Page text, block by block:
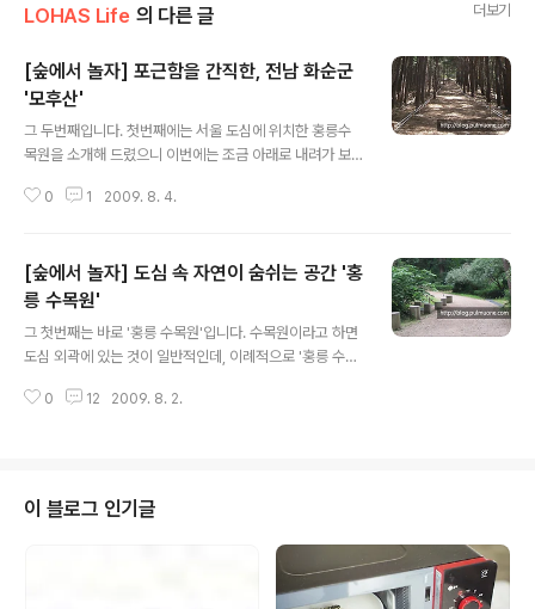
LOHAS Life 의 다른 글 더보기
[숲에서 놀자] 포근함을 간직한, 전남 화순군
'모후산'
그 두번째입니다. 첫번째에는 서울 도심에 위치한 홍릉수
목원을 소개해 드렸으니 이번에는 조금 아래로 내려가 보
치한 '모후산' 입니다. 산의 이름을 '어머니의 포근한 마
하고 잘 알려지지 않아 호젓한 산행을 즐길 수 있다고 합니
다. 다소 화려함이 떨어질지는 몰라도 자연 그대로의 포근
함을 느낄 수 있는 그곳. 저 풀반장도 당장 떠나고 싶네요! ^
^ 함께 가시고 싶은 분? 전남 화순군 모후산 숲길 어머니 품
처럼 포근한 그 길 얼마나 포근하고 은혜로운 숲이기에 산
이름이 아예 ‘모후산’일까? 이 이름에는 고려시대부터 내려
0 1 2009. 8. 4.
[숲에서 놀자] 도심 속 자연이 숨쉬는 공간 '홍
릉 수목원'
그 첫번째는 바로 '홍릉 수목원'입니다. 수목원이라고 하면
도심 외곽에 있는 것이 일반적인데, 이례적으로 '홍릉 수목
목원 이냐고 할 수 있겠지만 1922년에 임업시험을 위해
하고 있으며 이 때문에 토요일과 일요일만 일반 시민들에
게 개방된다고 하네요. 다양한 객체가 살고 있음은 물론이
고 관람객들의 이해를 돕기 위해 무료 해설까지 하고 있는
만큼 주말에 시간내서 아이들과 함께 다녀오기에 안성맞춤
인것 같습니다. 도심 속 자연이 숨쉬는 공간 '홍릉 수목원'
0 12 2009. 8. 2.
이 블로그 인기글